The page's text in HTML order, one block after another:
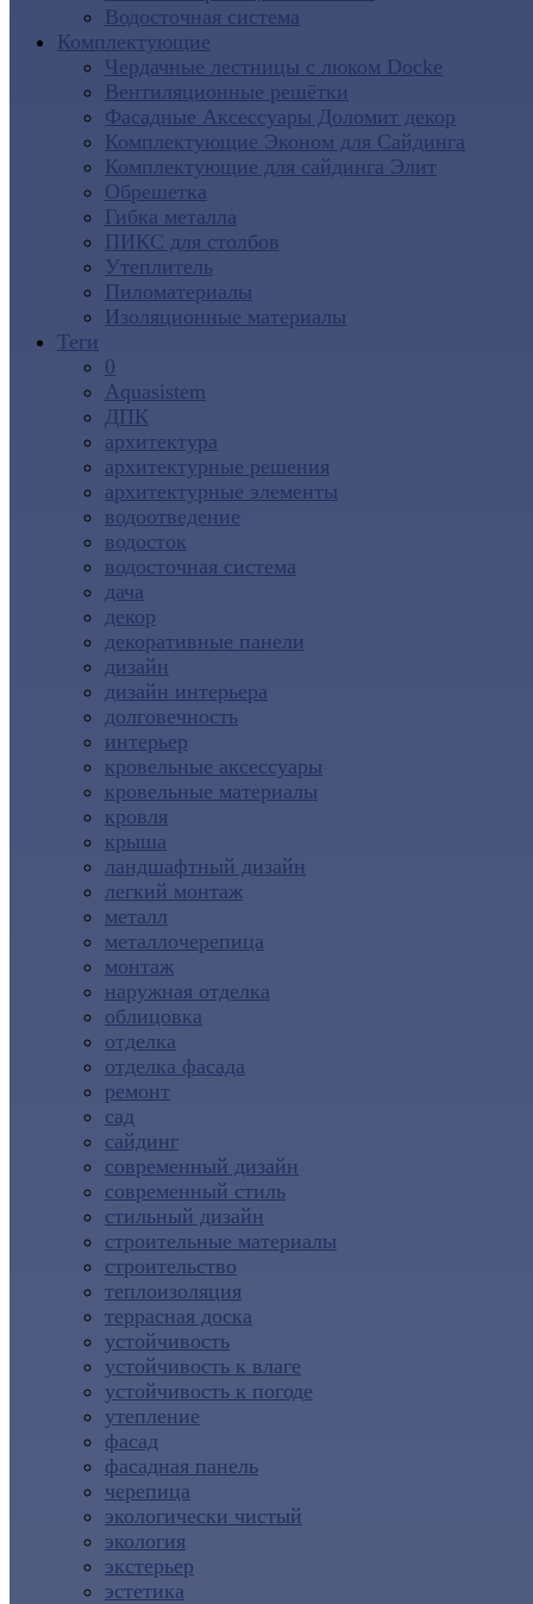
Водосточная система
Комплектующие
Чердачные лестницы с люком Docke
Вентиляционные решётки
Фасадные Аксессуары Доломит декор
Комплектующие Эконом для Сайдинга
Комплектующие для cайдинга Элит
Обрешетка
Гибка металла
ПИКС для столбов
Утеплитель
Пиломатериалы
Изоляционные материалы
Теги
0
Aquasistem
ДПК
архитектура
архитектурные решения
архитектурные элементы
водоотведение
водосток
водосточная система
дача
декор
декоративные панели
дизайн
дизайн интерьера
долговечность
интерьер
кровельные аксессуары
кровельные материалы
кровля
крыша
ландшафтный дизайн
легкий монтаж
металл
металлочерепица
монтаж
наружная отделка
облицовка
отделка
отделка фасада
ремонт
сад
сайдинг
современный дизайн
современный стиль
стильный дизайн
строительные материалы
строительство
теплоизоляция
террасная доска
устойчивость
устойчивость к влаге
устойчивость к погоде
утепление
фасад
фасадная панель
черепица
экологически чистый
экология
экстерьер
эстетика